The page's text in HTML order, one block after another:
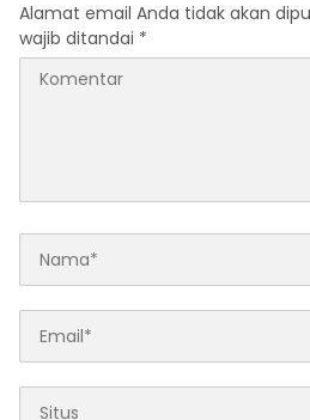
Alamat email Anda tidak akan
wajib ditandai *